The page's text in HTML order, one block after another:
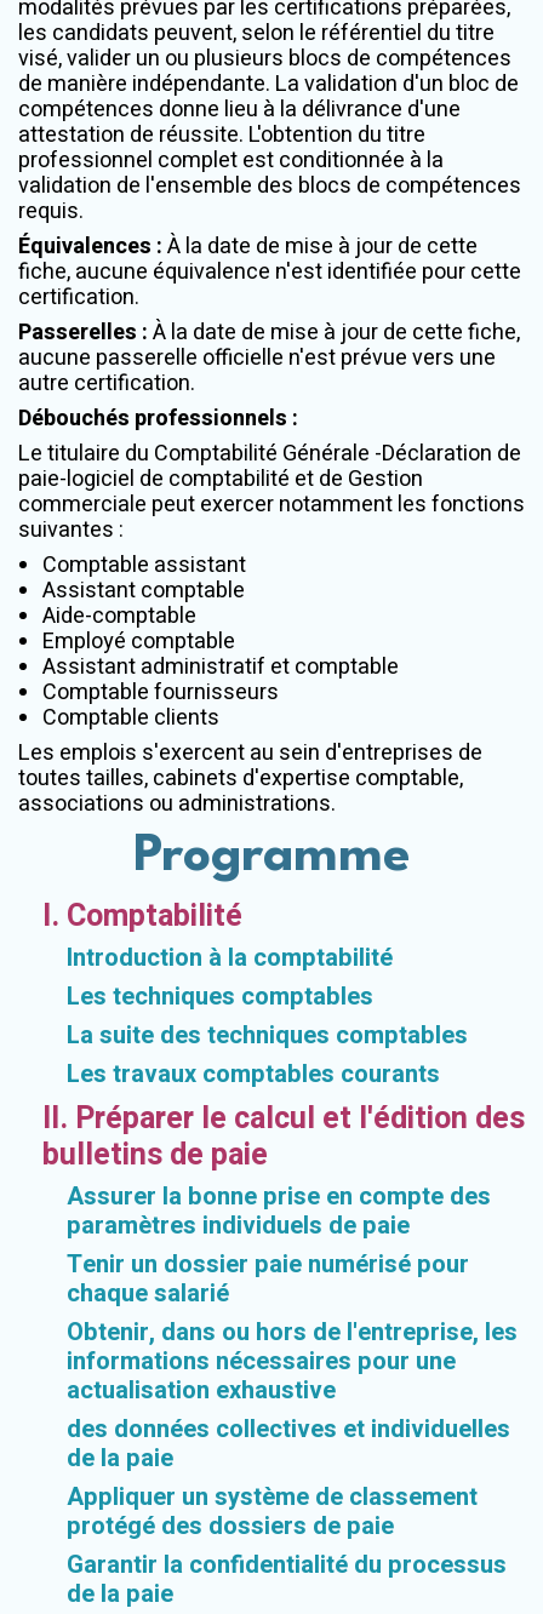
modalités prévues par les certifications préparées,
les candidats peuvent, selon le référentiel du titre
visé, valider un ou plusieurs blocs de compétences
de manière indépendante. La validation d'un bloc de
compétences donne lieu à la délivrance d'une
attestation de réussite. L'obtention du titre
professionnel complet est conditionnée à la
validation de l'ensemble des blocs de compétences
requis.
Équivalences :À la date de mise à jour de cette
fiche, aucune équivalence n'est identifiée pour cette
certification.
Passerelles :À la date de mise à jour de cette fiche,
aucune passerelle officielle n'est prévue vers une
autre certification.
Débouchés professionnels :
Le titulaire du Comptabilité Générale -Déclaration de
paie-logiciel de comptabilité et de Gestion
commerciale peut exercer notamment les fonctions
suivantes :
Comptable assistant
Assistant comptable
Aide-comptable
Employé comptable
Assistant administratif et comptable
Comptable fournisseurs
Comptable clients
Les emplois s'exercent au sein d'entreprises de
toutes tailles, cabinets d'expertise comptable,
associations ou administrations.
Programme
I. Comptabilité
Introduction à la comptabilité
Les techniques comptables
La suite des techniques comptables
Les travaux comptables courants
II. Préparer le calcul et l'édition des
bulletins de paie
Assurer la bonne prise en compte des
paramètres individuels de paie
Tenir un dossier paie numérisé pour
chaque salarié
Obtenir, dans ou hors de l'entreprise, les
informations nécessaires pour une
actualisation exhaustive
des données collectives et individuelles
de la paie
Appliquer un système de classement
protégé des dossiers de paie
Garantir la confidentialité du processus
de la paie